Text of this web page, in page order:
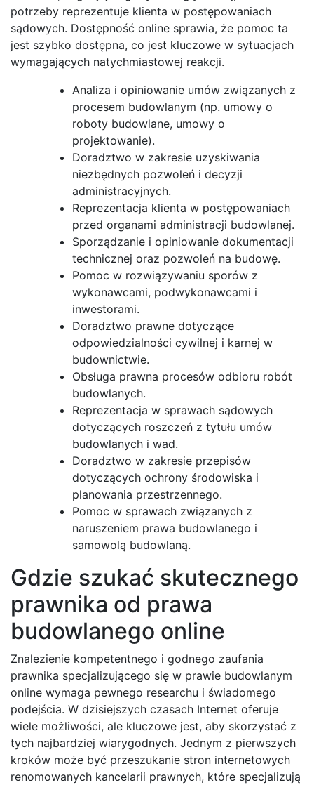
potrzeby reprezentuje klienta w postępowaniach
sądowych. Dostępność online sprawia, że pomoc ta
jest szybko dostępna, co jest kluczowe w sytuacjach
wymagających natychmiastowej reakcji.
Analiza i opiniowanie umów związanych z
procesem budowlanym (np. umowy o
roboty budowlane, umowy o
projektowanie).
Doradztwo w zakresie uzyskiwania
niezbędnych pozwoleń i decyzji
administracyjnych.
Reprezentacja klienta w postępowaniach
przed organami administracji budowlanej.
Sporządzanie i opiniowanie dokumentacji
technicznej oraz pozwoleń na budowę.
Pomoc w rozwiązywaniu sporów z
wykonawcami, podwykonawcami i
inwestorami.
Doradztwo prawne dotyczące
odpowiedzialności cywilnej i karnej w
budownictwie.
Obsługa prawna procesów odbioru robót
budowlanych.
Reprezentacja w sprawach sądowych
dotyczących roszczeń z tytułu umów
budowlanych i wad.
Doradztwo w zakresie przepisów
dotyczących ochrony środowiska i
planowania przestrzennego.
Pomoc w sprawach związanych z
naruszeniem prawa budowlanego i
samowolą budowlaną.
Gdzie szukać skutecznego
prawnika od prawa
budowlanego online
Znalezienie kompetentnego i godnego zaufania
prawnika specjalizującego się w prawie budowlanym
online wymaga pewnego researchu i świadomego
podejścia. W dzisiejszych czasach Internet oferuje
wiele możliwości, ale kluczowe jest, aby skorzystać z
tych najbardziej wiarygodnych. Jednym z pierwszych
kroków może być przeszukanie stron internetowych
renomowanych kancelarii prawnych, które specjalizują